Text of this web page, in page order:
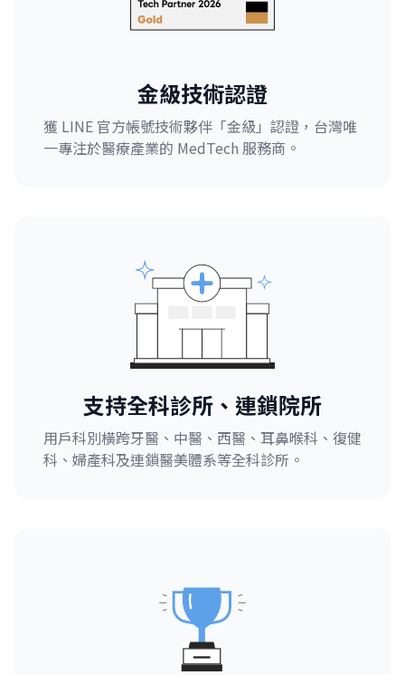
金級技術認證
獲 LINE 官方帳號技術夥伴「金級」認證，台灣唯
一專注於醫療產業的 MedTech 服務商。
支持全科診所、連鎖院所
用戶科別橫跨牙醫、中醫、西醫、耳鼻喉科、復健
科、婦產科及連鎖醫美體系等全科診所。